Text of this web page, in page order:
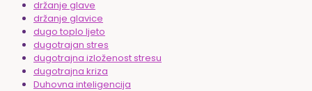
držanje glave
držanje glavice
dugo toplo ljeto
dugotrajan stres
dugotrajna izloženost stresu
dugotrajna kriza
Duhovna inteligencija